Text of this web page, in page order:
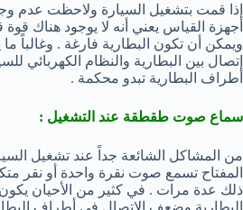
إذا قمت بتشغيل السيارة ولاحظت عدم
أجهزة القياس يعني أنه لا يوجود هناك
ويمكن أن تكون البطارية فارغة . وغالباً
إتصال بين البطارية والنظام الكهربائي
أطراف البطارية تبدو محكمة .
سماع صوت طقطقة عند التشغيل :
من المشاكل الشائعة جداً عند تشغيل
المفتاح تسمع صوت نقرة واحدة أو نقر
ذلك عدة مرات . في كثير من الأحيان
البطارية وضعف الإتصال في أطراف